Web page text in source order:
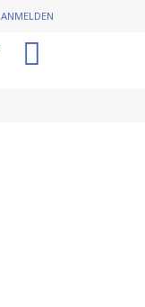
ANMELDEN